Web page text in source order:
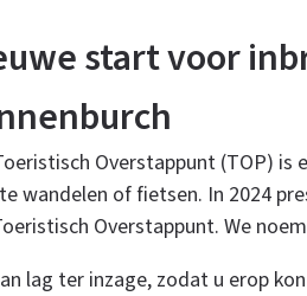
start voor
Overstappunt (TOP)
wandelen of fietsen. In 2024
Overstappunt. We
lag ter inzage, zodat u erop